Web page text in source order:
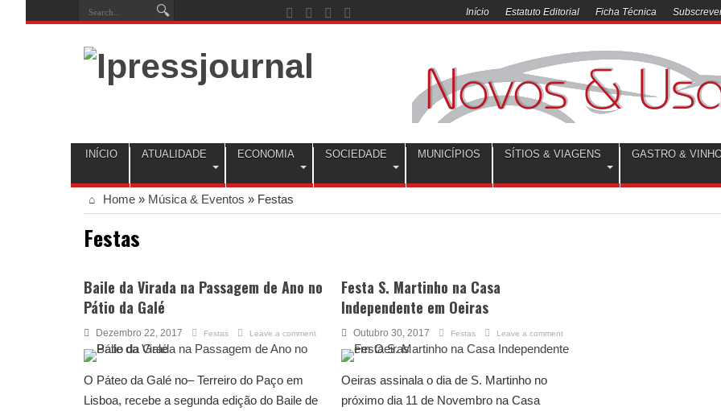
Início Estatuto Editorial Ficha Técnica
INÍCIO ATUALIDADE ECONOMIA SOCIEDADE MUNICÍPIOS SÍTIOS & VIAGENS GASTRO &
Home » Música & Eventos » Festas
Festas
Baile da Virada na Passagem de Ano no
Pátio da Galé
Dezembro 22, 2017 Festas Leave a comment
O Páteo da Galé no– Terreiro do Paço em
Lisboa, recebe a segunda edição do Baile de
Festa S. Martinho na Casa
Independente em Oeiras
Outubro 30, 2017 Festas Leave a comment
Oeiras assinala o dia de S. Martinho no
próximo dia 11 de Novembro na Casa